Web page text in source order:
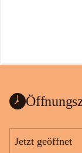
Jetzt geöffnet